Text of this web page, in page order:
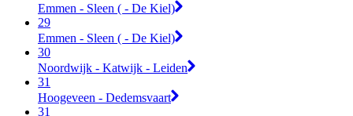
Emmen - Sleen ( - De Kiel)
29
Emmen - Sleen ( - De Kiel)
30
Noordwijk - Katwijk - Leiden
31
Hoogeveen - Dedemsvaart
31